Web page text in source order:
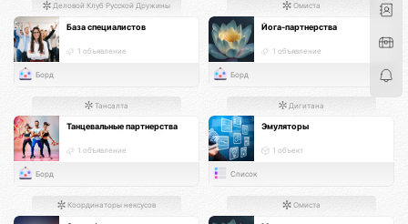
Деловой Клуб Русской Дружины
База специалистов
1 объявление
Борд
Омиста
Йога-партнерства
1 объявление
Борд
Тансалта
Танцевальные партнерства
1 объявление
Борд
Дигитана
Эмуляторы
1 объект
Список
Координаторы нексусов Омиста